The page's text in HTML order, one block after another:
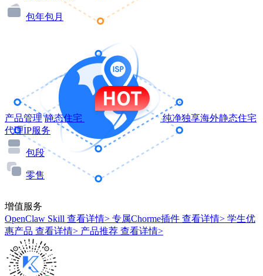
包年包月
产品管理 静态住宅
纯净独享海外静态住宅
代理IP服务
包段
零售
增值服务
OpenClaw Skill 查看详情> 专属Chorme插件 查看详情> 学生优
惠产品 查看详情> 产品推荐 查看详情>